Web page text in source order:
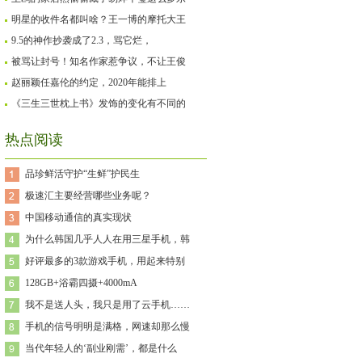
明星的收件名都叫啥？王一博的摩托大王
9.5的神作抄袭成了2.3，骂它烂，
被骂让封号！知名作家惹争议，不让王俊
赵丽颖任嘉伦的约定，2020年能排上
《三生三世枕上书》发饰的变化有不同的
热点阅读
品珍鲜活守护“生鲜”护民生
极速汇主要经营哪些业务呢？
中国移动通信的真实现状
为什么韩国几乎人人在用三星手机，韩
好评最多的3款游戏手机，用起来特别
128GB+浴霸四摄+4000mA
我不是送人头，我只是用了云手机……
手机的信号明明是满格，网速却那么慢
当代年轻人的‘副业刚需’，都是什么